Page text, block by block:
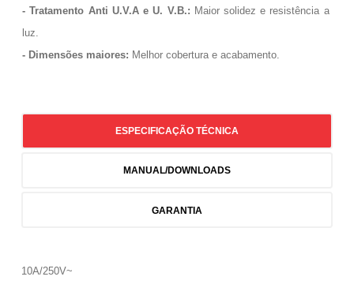
- Tratamento Anti U.V.A e U. V.B.: Maior solidez e resistência a
luz.
- Dimensões maiores: Melhor cobertura e acabamento.
ESPECIFICAÇÃO TÉCNICA
MANUAL/DOWNLOADS
GARANTIA
10A/250V~